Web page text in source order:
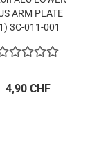
ARM PLATE
3C-011-001
4,90 CHF